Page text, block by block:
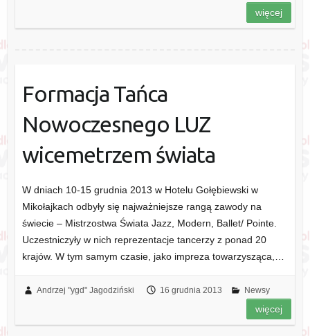
więcej
Formacja Tańca
Nowoczesnego LUZ
wicemetrzem świata
W dniach 10-15 grudnia 2013 w Hotelu Gołębiewski w
Mikołajkach odbyły się najważniejsze rangą zawody na
świecie – Mistrzostwa Świata Jazz, Modern, Ballet/ Pointe.
Uczestniczyły w nich reprezentacje tancerzy z ponad 20
krajów. W tym samym czasie, jako impreza towarzysząca,…
Andrzej "ygd" Jagodziński 16 grudnia 2013 Newsy
więcej